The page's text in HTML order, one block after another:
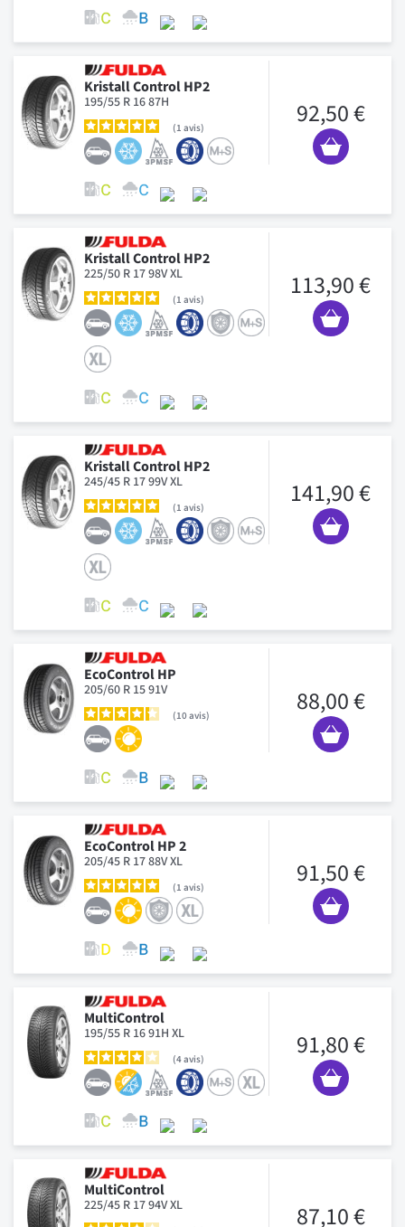
Kristall Control HP2
195/55 R 16 87H
1 avis 92,50 €
Kristall Control HP2
225/50 R 17 98V XL
1 avis 113,90 €
Kristall Control HP2
245/45 R 17 99V XL
1 avis 141,90 €
EcoControl HP
205/60 R 15 91V
10avis 88,00 €
EcoControl HP 2
205/45 R 17 88V XL
1 avis 91,50 €
MultiControl
195/55 R 16 91H XL
4avis 91,80 €
MultiControl
225/45 R 17 94V XL 87,10 €